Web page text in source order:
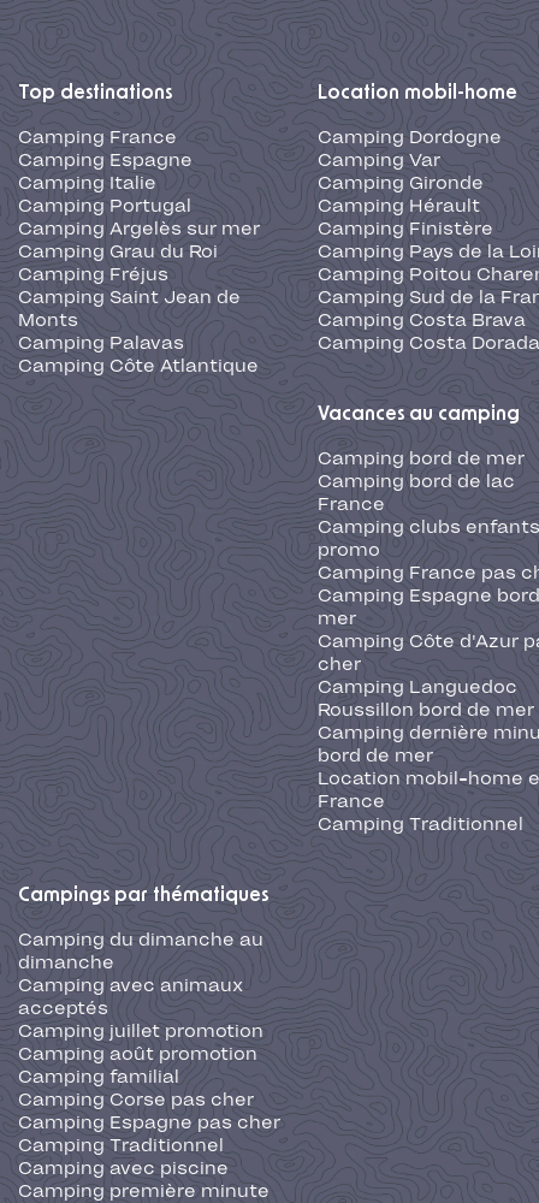
Top destinations
Camping France
Camping Espagne
Camping Italie
Camping Portugal
Camping Argelès sur mer
Camping Grau du Roi
Camping Fréjus
Camping Saint Jean de
Monts
Camping Palavas
Camping Côte Atlantique
Location mobil-home
Camping Dordogne
Camping Var
Camping Gironde
Camping Hérault
Camping Finistère
Camping Pays de la
Camping Poitou
Camping Sud de la
Camping Costa Brava
Camping Costa Dorada
Vacances au camping
Camping bord de mer
Camping bord de lac
France
Camping clubs
promo
Camping France pas
Camping Espagne
mer
Camping Côte d'Azur
cher
Camping Languedoc
Roussillon bord de mer
Camping dernière
bord de mer
Location mobil-home
France
Camping Traditionnel
Campings par thématiques
Camping du dimanche au
dimanche
Camping avec animaux
acceptés
Camping juillet promotion
Camping août promotion
Camping familial
Camping Corse pas cher
Camping Espagne pas cher
Camping Traditionnel
Camping avec piscine
Camping première minute